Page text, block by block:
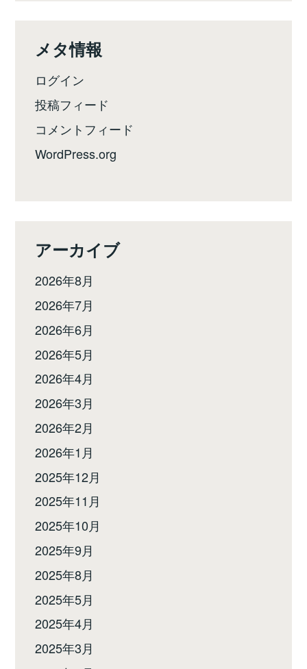
メタ情報
ログイン
投稿フィード
コメントフィード
WordPress.org
アーカイブ
2026年8月
2026年7月
2026年6月
2026年5月
2026年4月
2026年3月
2026年2月
2026年1月
2025年12月
2025年11月
2025年10月
2025年9月
2025年8月
2025年5月
2025年4月
2025年3月